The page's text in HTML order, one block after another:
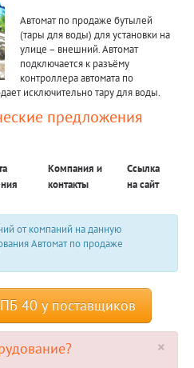
Автомат по продаже бутылей
(тары для воды) для установки на
улице – внешний. Автомат
подключается к разъёму
контроллера автомата по
исключительно тару для воды.
предложения
Компания и
контакты
Ссылка
на сайт
от компаний на данную
Автомат по продаже
40 у поставщиков
×